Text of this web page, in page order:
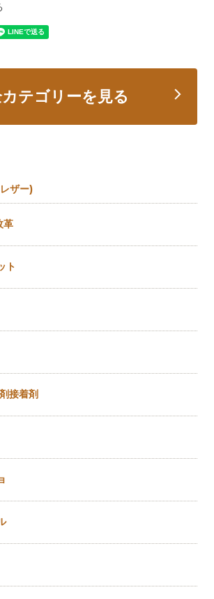
テゴリーを見る
ザー)
革
ト
接着剤